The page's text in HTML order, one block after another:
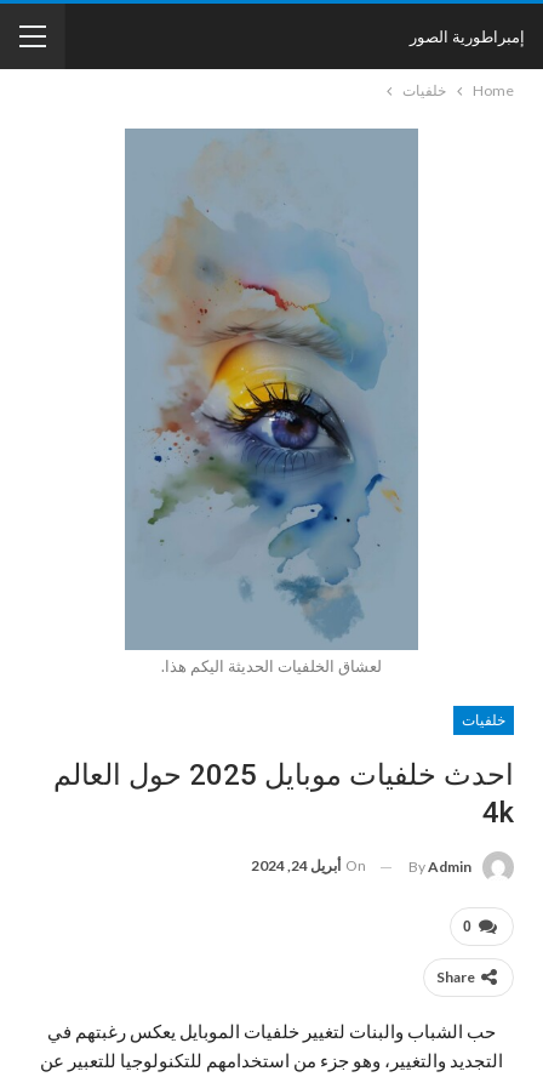
إمبراطورية الصور
Home خلفيات
لعشاق الخلفيات الحديثة اليكم هذا.
خلفيات
احدث خلفيات موبايل 2025 حول العالم
4k
ByAdmin
On أبريل 24, 2024
0
Share
حب الشباب والبنات لتغيير خلفيات الموبايل يعكس رغبتهم في
التجديد والتغيير، وهو جزء من استخدامهم للتكنولوجيا للتعبير عن